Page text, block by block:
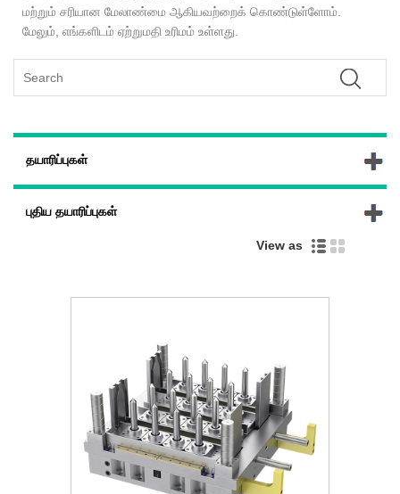
மற்றும் சரியான மேலாண்மை ஆகியவற்றைக் கொண்டுள்ளோம்.
மேலும், எங்களிடம் ஏற்றுமதி உரிமம் உள்ளது.
தயாரிப்புகள்
புதிய தயாரிப்புகள்
View as